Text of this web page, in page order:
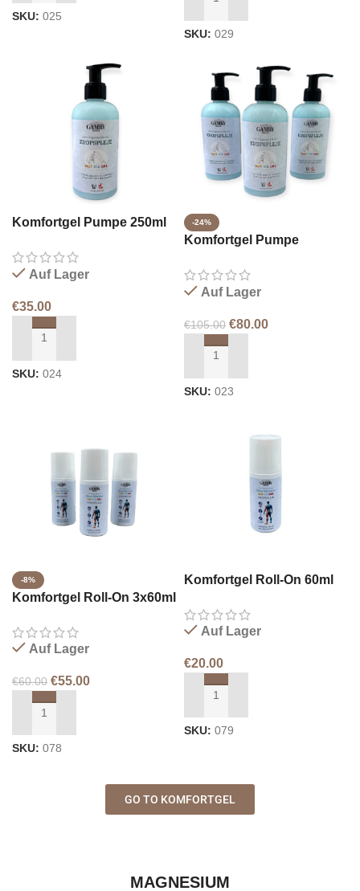
SKU: 025
SKU: 029
Komfortgel Pumpe 250ml
Auf Lager
€35.00
SKU: 024
-24%
Komfortgel Pumpe
Auf Lager
€105.00 €80.00
SKU: 023
-8%
Komfortgel Roll-On 3x60ml
Auf Lager
€60.00 €55.00
SKU: 078
Komfortgel Roll-On 60ml
Auf Lager
€20.00
SKU: 079
GO TO KOMFORTGEL
MAGNESIUM